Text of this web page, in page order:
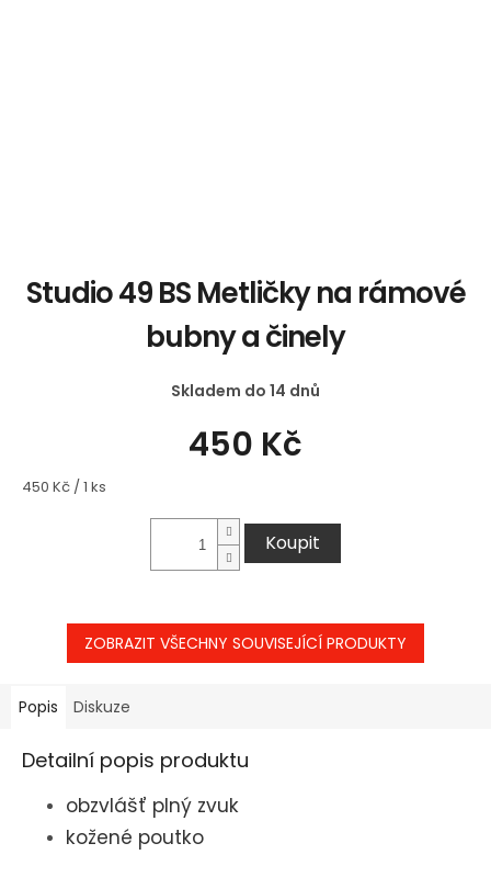
Studio 49 BS Metličky na rámové
bubny a činely
Skladem do 14 dnů
450 Kč
Měrná
450 Kč / 1 ks
Koupit
ZOBRAZIT VŠECHNY SOUVISEJÍCÍ PRODUKTY
Popis Diskuze
Detailní popis produktu
obzvlášť plný zvuk
kožené poutko